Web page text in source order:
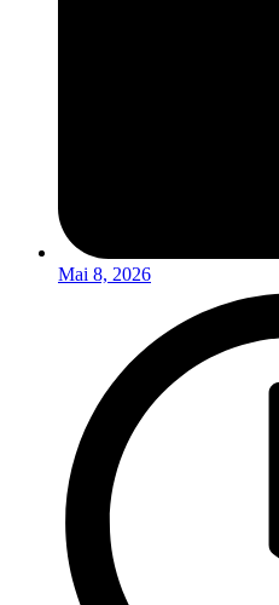
Mai 8, 2026